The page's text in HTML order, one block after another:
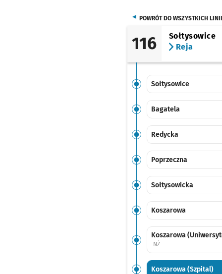
POWRÓT DO WSZYSTKICH LINII
116
Sołtysowice
Reja
Sołtysowice
Bagatela
Redycka
Poprzeczna
Sołtysowicka
Koszarowa
Koszarowa
NŻPrzystanek na życzenie
Koszarowa (Szpital)